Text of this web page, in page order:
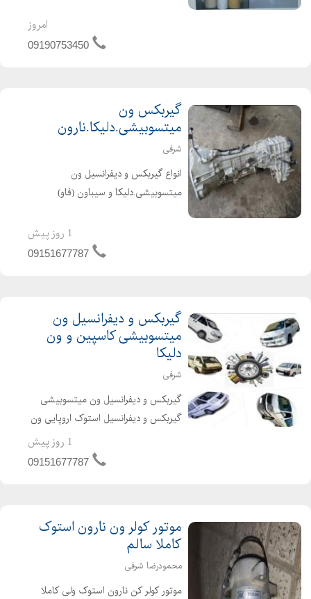
کنيد) کاغذ فيلتر هوا و روغن خودروهاي
سبک و سنگين در اوزان و عرضهاي
امروز
09190753450
گیربکس ون
میتسوبیشی.دلیکا.نارون
شرفی
انواع گیربکس و دیفرانسیل ون
میتسوبیشی.دلیکا و سیباون (فاو)
1 روز پیش
09151677787
گیربکس و دیفرانسیل ون
میتسوبیشی کاسپین و ون
دلیکا
شرفی
گیربکس و دیفرانسیل ون میتسوبیشی
گیربکس و دیفرانسیل استوک اروپایی ون
دلیکا گیربکس ون نارون ارسال به کل
1 روز پیش
09151677787
موتور کولر ون نارون استوک
کاملا سالم
محمودرضا شرفی
موتور کولر کن نارون استوک ولی کاملا